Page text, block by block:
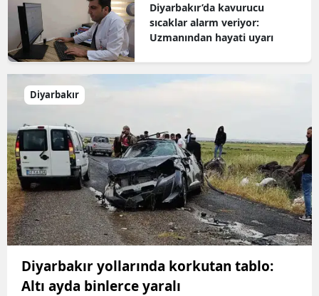
Diyarbakır’da kavurucu
sıcaklar alarm veriyor:
Uzmanından hayati uyarı
Diyarbakır
Diyarbakır yollarında korkutan tablo:
Altı ayda binlerce yaralı